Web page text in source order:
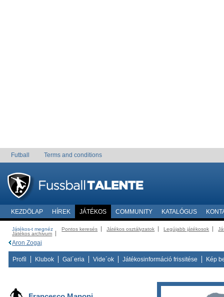
Futball Terms and conditions
KEZDÖLAP HÍREK JÁTÉKOS COMMUNITY KATALÓGUS
Játékos-t megnéz Pontos keresés Játékos osztályzatok Legújabb játékosok
Játékos archivum
Aron Zogaj
Profíl Klubok Gal´eria Vide´ok Játékosinformáció frissitése Kép